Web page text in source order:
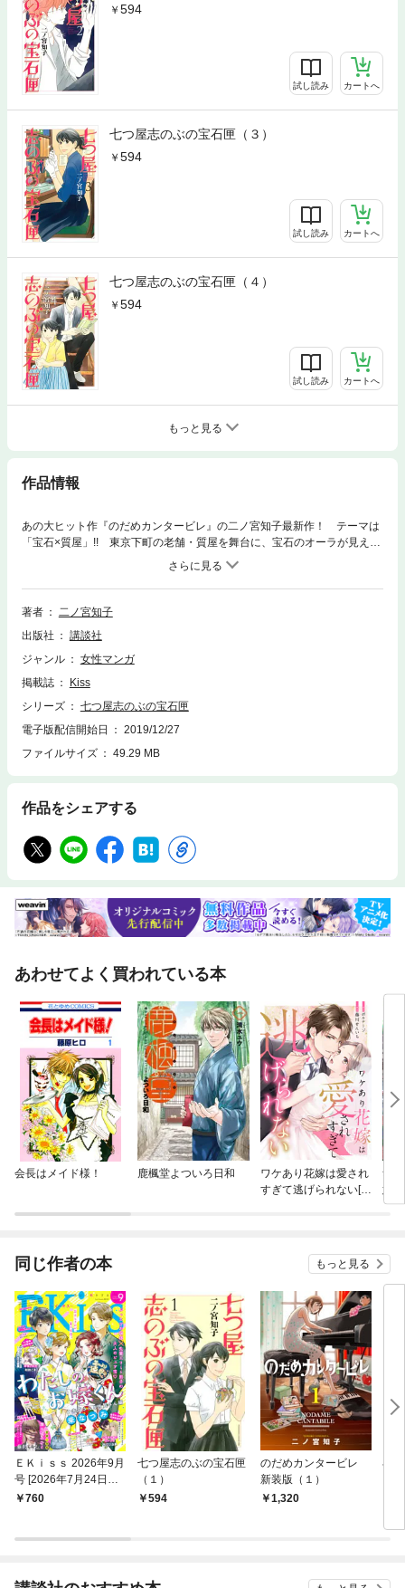
594
試し読み カートへ
七つ屋志のぶの宝石匣（３）
594
試し読み カートへ
七つ屋志のぶの宝石匣（４）
594
試し読み カートへ
もっと見る
作品情報
あの大ヒット作『のだめカンタービレ』の二ノ宮知子最新作！ テーマは
「宝石×質屋」!! 東京下町の老舗・質屋を舞台に、宝石のオーラが見える
質屋の娘・志のぶとイケメン宝石外商・顕定が織りなす、キラッキラの人
間ドラマ。新・二ノ宮劇場の開幕です!!
著者
二ノ宮知子
出版社
講談社
ジャンル
女性マンガ
掲載誌
Kiss
シリーズ
七つ屋志のぶの宝石匣
電子版配信開始日
2019/12/27
ファイルサイズ
49.29 MB
作品をシェアする
あわせてよく買われている本
会長はメイド様！ 鹿楓堂よついろ日和
ワケあり花嫁は愛され
すぎて逃げられない[ボ
無
意
～
同じ作者の本 もっと見る
ＥＫｉｓｓ 2026年9月
号 [2026年7月24日発
売]760
七つ屋志のぶの宝石匣
（１）
594
のだめカンタービレ
新装版（１）
1,320
小